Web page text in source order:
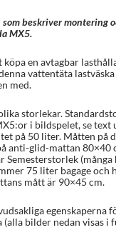
som beskriver montering
MX5.
köpa en avtagbar
vattentäta
med.
storlekar.
i bildspelet, se
på 50 liter. Måtten på
anti-glid-mattan 80×40
Semesterstorlek (många
75 liter bagage och
mått är 90×45 cm.
egenskaperna
bilder nedan visas i